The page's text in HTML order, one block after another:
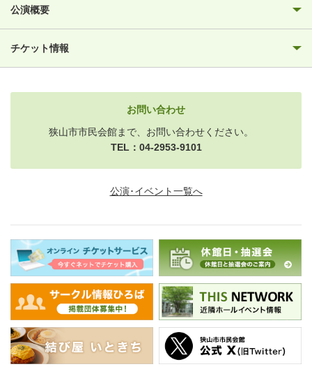
公演概要
チケット情報
お問い合わせ
狭山市市民会館まで、お問い合わせください。
TEL：04-2953-9101
公演･イベント一覧へ